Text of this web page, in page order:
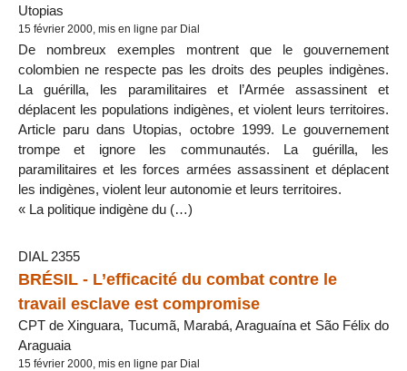
Utopias
15 février 2000, mis en ligne par Dial
De nombreux exemples montrent que le gouvernement
colombien ne respecte pas les droits des peuples indigènes.
La guérilla, les paramilitaires et l’Armée assassinent et
déplacent les populations indigènes, et violent leurs territoires.
Article paru dans Utopias, octobre 1999. Le gouvernement
trompe et ignore les communautés. La guérilla, les
paramilitaires et les forces armées assassinent et déplacent
les indigènes, violent leur autonomie et leurs territoires.
« La politique indigène du (…)
DIAL 2355
BRÉSIL - L’efficacité du combat contre le
travail esclave est compromise
CPT de Xinguara, Tucumã, Marabá, Araguaína et São Félix do
Araguaia
15 février 2000, mis en ligne par Dial